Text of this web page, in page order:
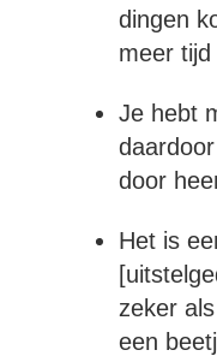
dingen
meer
Je hebt
door
Het is
zeker
een